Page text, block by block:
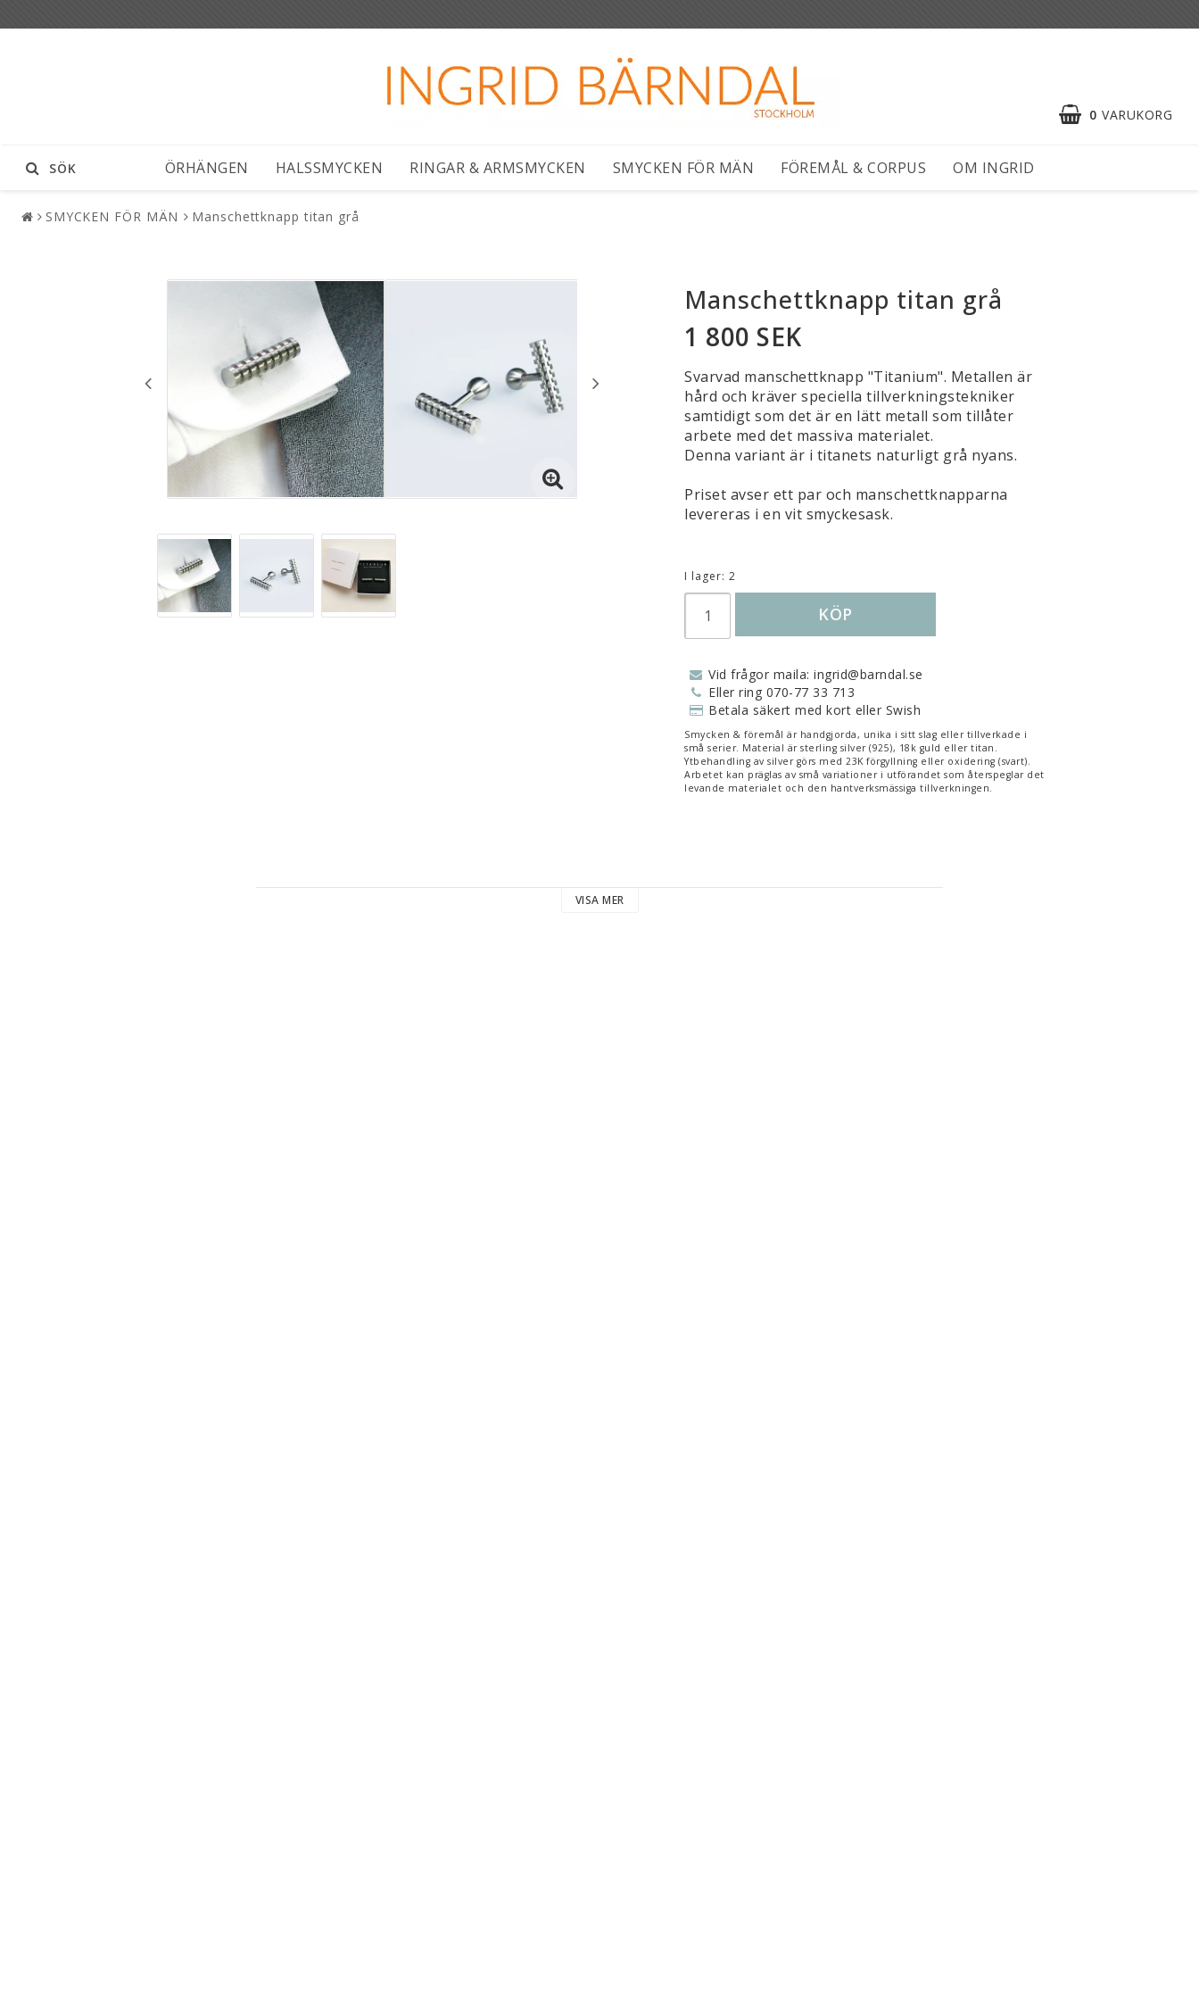
0 VARUKORG
ÖRHÄNGEN HALSSMYCKEN RINGAR & ARMSMYCKEN SMYCKEN FÖR MÄN FÖREMÅL & CORPUS OM INGRID
SÖK
SMYCKEN FÖR MÄN Manschettknapp titan grå
Manschettknapp titan grå
1 800 SEK
Svarvad manschettknapp "Titanium". Metallen är
hård och kräver speciella tillverkningstekniker
samtidigt som det är en lätt metall som tillåter
arbete med det massiva materialet.
Denna variant är i titanets naturligt grå nyans.
Priset avser ett par och manschettknapparna
levereras i en vit smyckesask.
I lager: 2
KÖP
Vid frågor maila: ingrid@barndal.se
Eller ring 070-77 33 713
Betala säkert med kort eller Swish
Smycken & föremål är handgjorda, unika i sitt slag eller tillverkade i
små serier. Material är sterling silver (925), 18k guld eller titan.
Ytbehandling av silver görs med 23K förgyllning eller oxidering (svart).
Arbetet kan präglas av små variationer i utförandet som återspeglar det
levande materialet och den hantverksmässiga tillverkningen.
VISA MER